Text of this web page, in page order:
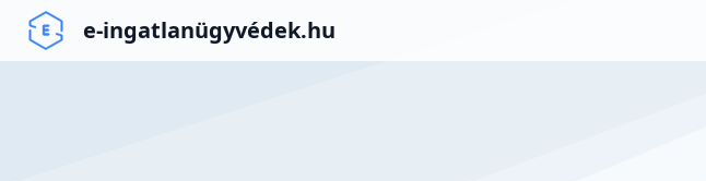
e-ingatlanügyvédek.hu